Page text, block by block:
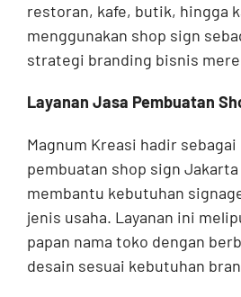
restoran, kafe, butik, hingga
menggunakan shop sign
strategi branding bisnis
Layanan Jasa Pembuatan
Magnum Kreasi hadir sebagai
pembuatan shop sign Jakarta
membantu kebutuhan
jenis usaha. Layanan ini
papan nama toko dengan
desain sesuai kebutuhan